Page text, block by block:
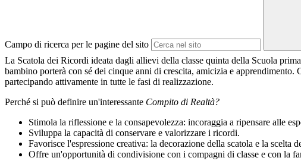
Campo di ricerca per le pagine del sito
La Scatola dei Ricordi ideata dagli allievi della classe quinta della Scuola
bambino porterà con sé dei cinque anni di crescita, amicizia e
partecipando attivamente in tutte le fasi di realizzazione.
Perché si può definire un'interessante Compito di Realtà?
Stimola la riflessione e la consapevolezza: incoraggia a ripensare alle
Sviluppa la capacità di conservare e valorizzare i ricordi.
Favorisce l'espressione creativa: la decorazione della scatola e la scelta
Offre un'opportunità di condivisione con i compagni di classe e con la